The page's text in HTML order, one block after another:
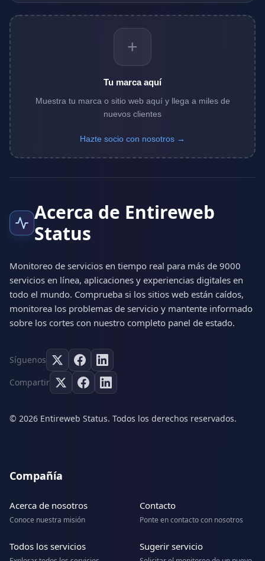
+
Tu marca aquí
Muestra tu marca o sitio web aquí y llega a miles de
nuevos clientes
Hazte socio con nosotros →
Acerca de Entireweb
Status
Monitoreo de servicios en tiempo real para más de 9000
servicios en línea, aplicaciones y experiencias digitales en
todo el mundo. Comprueba si los sitios web están caídos,
monitorea los problemas de servicio y mantente informado
sobre los cortes con nuestro completo panel de estado.
Síguenos
Compartir
© 2026 Entireweb Status. Todos los derechos reservados.
Compañía
Acerca de nosotros
Conoce nuestra misión
Contacto
Ponte en contacto con nosotros
Todos los servicios Sugerir servicio